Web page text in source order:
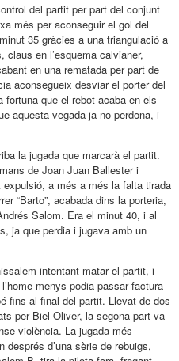
del partit per part del conjunt
més per aconseguir el gol del
35 gràcies a una triangulació a
claus en l’esquema calvianer,
en una rematada per part de
aconsegueix desviar el porter del
que el rebot acaba en els
aquesta vegada ja no perdona, i
la jugada que marcarà el partit.
de Joan Juan Ballester i
a més a més la falta tirada
“Barto”, acabada dins la porteria,
Salom. Era el minut 40, i al
ja que perdia i jugava amb un
intentant matar el partit, i
menys podia passar factura
fins al final del partit. Llevat de dos
per Biel Oliver, la segona part va
violència. La jugada més
d’una sèrie de rebuigs,